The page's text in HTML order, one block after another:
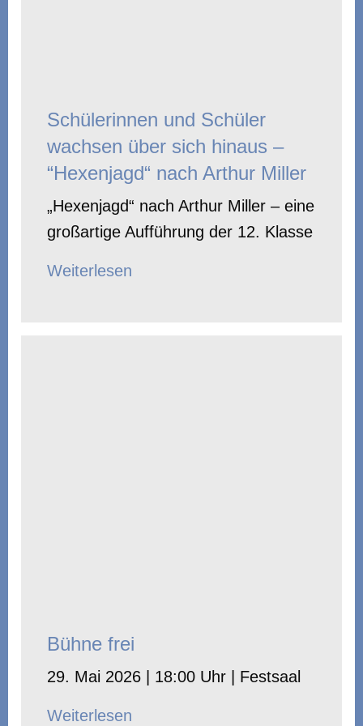
Schülerinnen und Schüler
wachsen über sich hinaus –
“Hexenjagd“ nach Arthur Miller
„Hexenjagd“ nach Arthur Miller – eine
großartige Aufführung der 12. Klasse
Weiterlesen
Bühne frei
29. Mai 2026 | 18:00 Uhr | Festsaal
Weiterlesen